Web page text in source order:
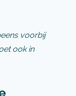
voorbij
ook in